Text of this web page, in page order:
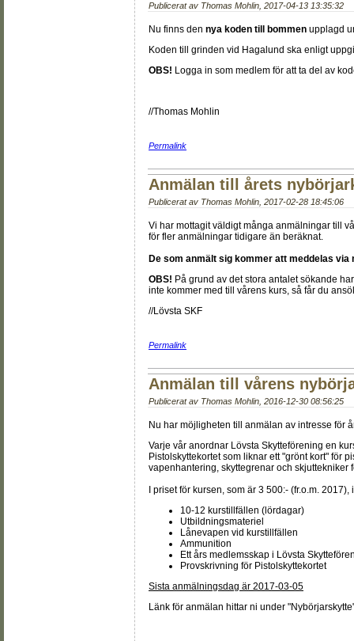
Publicerat av Thomas Mohlin 2017-04-13 13:35:32
Nu finns den nya koden till bommen upplagd
Koden till grinden vid Hagalund ska enligt
OBS! Logga in som medlem för att ta del av
//Thomas Mohlin
Permalink
Anmälan till årets
Publicerat av Thomas Mohlin 2017-02-28 18:45:06
Vi har mottagit väldigt många anmälningar till
för fler anmälningar tidigare än beräknat.
De som anmält sig kommer att meddelas
OBS! På grund av det stora antalet sökande
inte kommer med till vårens kurs, så får du
//Lövsta SKF
Permalink
Anmälan till vårens
Publicerat av Thomas Mohlin 2016-12-30 08:56:25
Nu har möjligheten till anmälan av intresse för
Varje vår anordnar Lövsta Skytteförening en
Pistolskyttekortet som liknar ett "grönt kort" för
vapenhantering, skyttegrenar och skjuttekniker
I priset för kursen, som är 3 500:- (fr.o.m.
10-12 kurstillfällen (lördagar)
Utbildningsmateriel
Lånevapen vid kurstillfällen
Ammunition
Ett års medlemsskap i Lövsta
Provskrivning för Pistolskyttekortet
Sista anmälningsdag är 2017-03-05
Länk för anmälan hittar ni under